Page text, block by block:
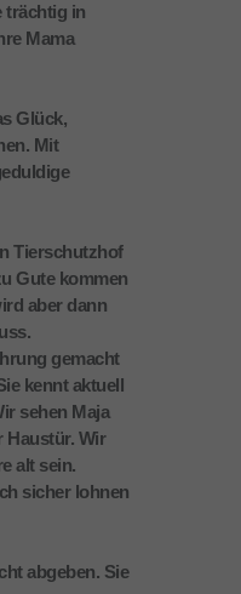
trächtig in
Mama
Glück,
Mit
Tierschutzhof
Gute kommen
aber dann
gemacht
kennt aktuell
sehen Maja
Haustür. Wir
alt sein.
sicher lohnen
abgeben. Sie